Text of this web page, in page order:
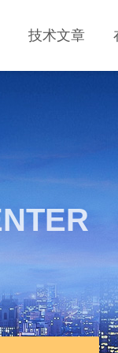
技术文章